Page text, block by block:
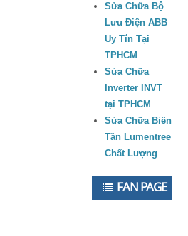
Sửa Chữa Bộ
Lưu Điện ABB
Uy Tín Tại
TPHCM
Sửa Chữa
Inverter INVT
tại TPHCM
Sửa Chữa Biến
Tần Lumentree
Chất Lượng
FAN PAGE